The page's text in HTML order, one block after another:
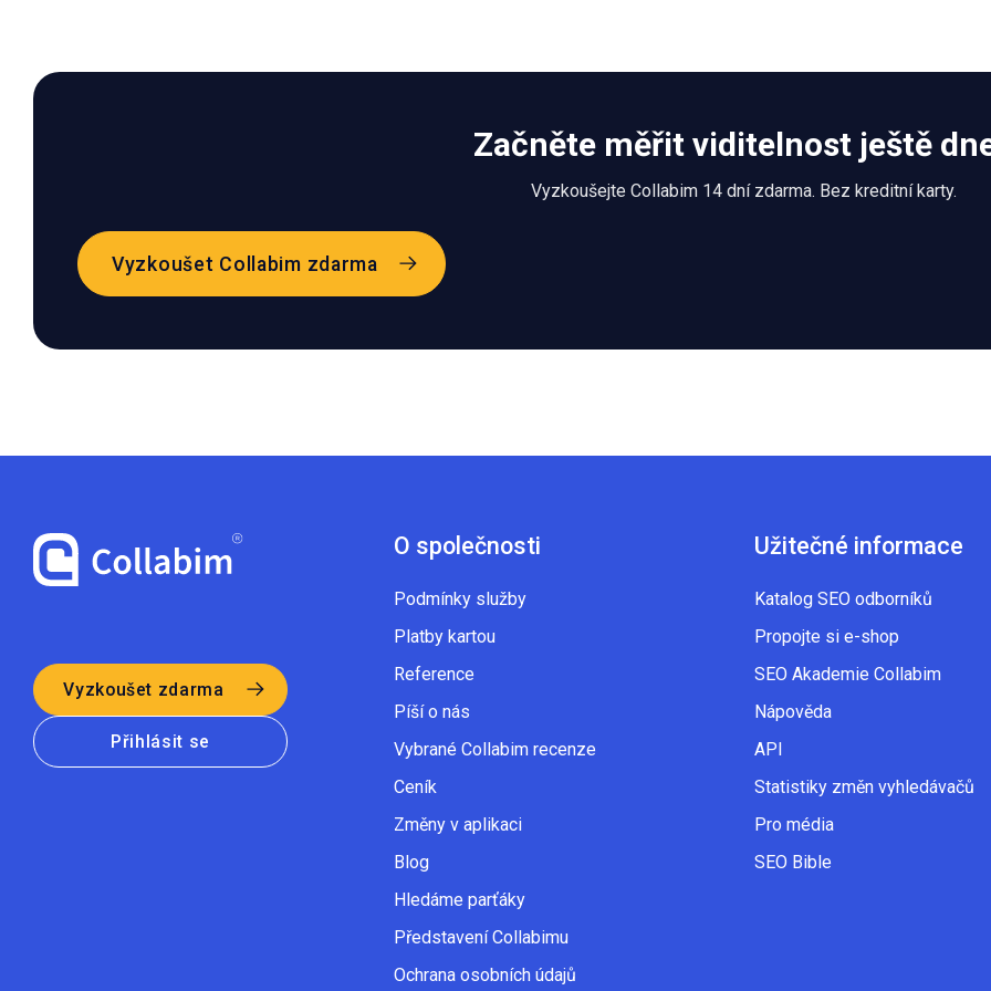
Začněte měřit viditelnost ještě
Vyzkoušejte Collabim 14 dní zdarma. Bez kreditní karty.
Vyzkoušet Collabim zdarma
Vyzkoušet zdarma
Přihlásit se
O společnosti
Podmínky služby
Platby kartou
Reference
Píší o nás
Vybrané Collabim recenze
Ceník
Změny v aplikaci
Blog
Hledáme parťáky
Představení Collabimu
Ochrana osobních údajů
Užitečné informace
Katalog SEO odborníků
Propojte si e-shop
SEO Akademie Collabim
Nápověda
API
Statistiky změn vyhledávačů
Pro média
SEO Bible